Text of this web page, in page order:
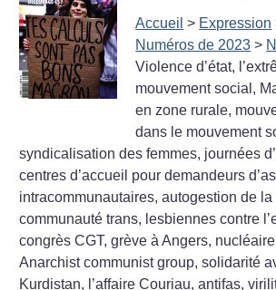
Accueil > Expression
Numéros de 2023 >
Violence d’état,
mouvement social,
en zone rurale,
dans le mouvement
syndicalisation des femmes, journées
centres d’accueil pour demandeurs
intracommunautaires, autogestion de
communauté trans, lesbiennes contre
congrès CGT, grève à Angers,
Anarchist communist group, solidarité
Kurdistan, l’affaire Couriau, antifas,